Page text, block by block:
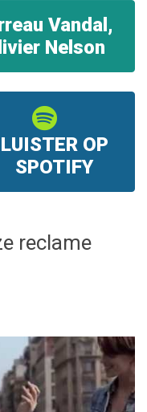
Vandal,
Nelson
LUISTER OP
SPOTIFY
reclame